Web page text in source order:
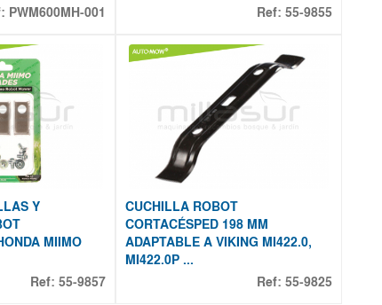
PWM600MH-001
Ref: 55-9855
Y
MIIMO
Ref:55-9857
CUCHILLA ROBOT
CORTACÉSPED 198 MM
ADAPTABLE A VIKING MI422.0,
MI422.0P ...
Ref: 55-9825